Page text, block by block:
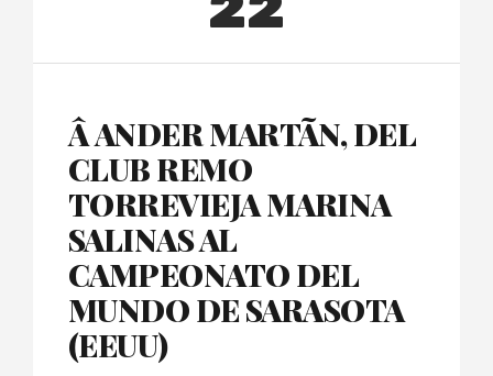
Â ANDER MARTÃ­N, DEL
CLUB REMO
TORREVIEJA MARINA
SALINAS AL
CAMPEONATO DEL
MUNDO DE SARASOTA
(EEUU)